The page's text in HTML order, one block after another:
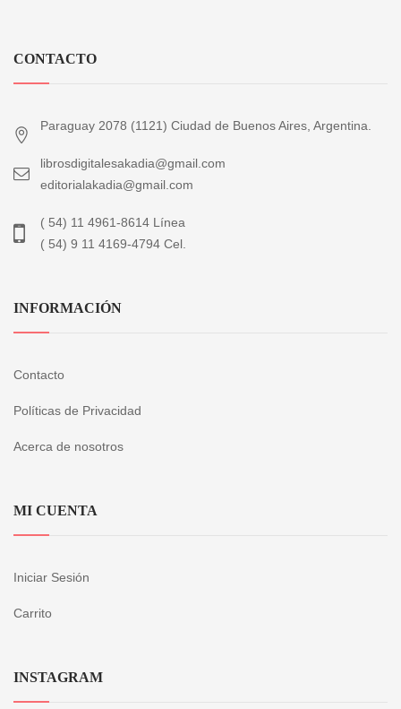
CONTACTO
Paraguay 2078 (1121) Ciudad de Buenos Aires, Argentina.
librosdigitalesakadia@gmail.com
editorialakadia@gmail.com
( 54) 11 4961-8614 Línea
( 54) 9 11 4169-4794 Cel.
INFORMACIÓN
Contacto
Políticas de Privacidad
Acerca de nosotros
MI CUENTA
Iniciar Sesión
Carrito
INSTAGRAM